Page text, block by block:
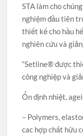
STA làm cho
nghiệm đầu tiên
thiết kế cho hầu
nghiên cứu và
“Setline® được
công nghiệp và
Ổn định nhiệt,
– Polymers,
cac hợp chất hữu